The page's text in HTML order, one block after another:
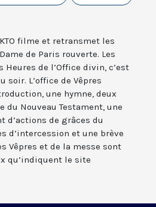
filme et retransmet les
de Paris rouverte. Les
Heures de l’Office divin, c’est
soir. L’office de Vêpres
une hymne, deux
du Nouveau Testament, une
d’actions de grâces du
d’intercession et une brève
Vêpres et de la messe sont
qu’indiquent le site